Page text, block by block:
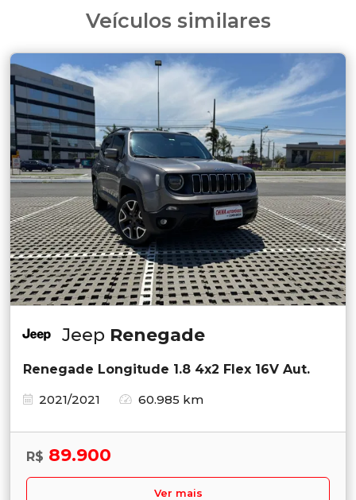
Veículos similares
Jeep Renegade
Renegade Longitude 1.8 4x2 Flex 16V Aut.
2021/2021
60.985 km
R$ 89.900
Ver mais